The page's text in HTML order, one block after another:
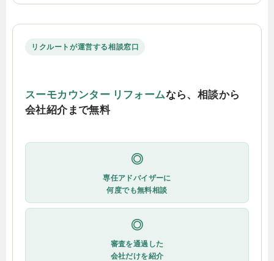
リクルートが運営する相談窓口
スーモカウンター リフォームなら、相談から
会社紹介まで無料
◎
専任アドバイザーに
何度でも無料相談
◎
審査を通過した
会社だけを紹介